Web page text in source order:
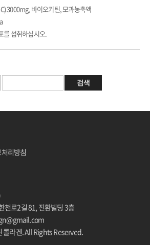
3000mg, 바이오키틴, 모과농축액
를 섭취하십시오.
리방침
천로2길 81, 진환빌딩 3층
라겐. All Rights Reserved.